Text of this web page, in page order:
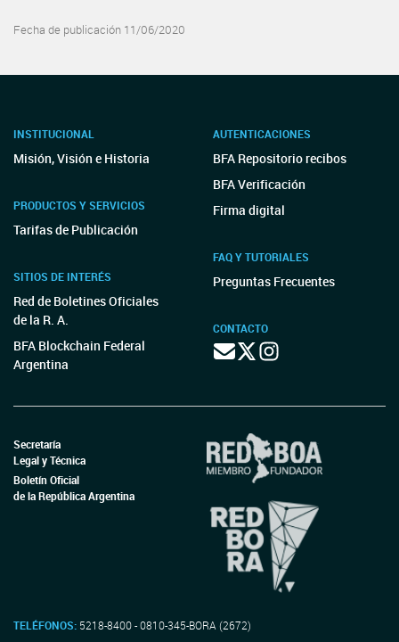
Fecha de publicación 11/06/2020
INSTITUCIONAL
Misión, Visión e Historia
PRODUCTOS Y SERVICIOS
Tarifas de Publicación
SITIOS DE INTERÉS
Red de Boletines Oficiales
de la R. A.
BFA Blockchain Federal
Argentina
AUTENTICACIONES
BFA Repositorio recibos
BFA Verificación
Firma digital
FAQ Y TUTORIALES
Preguntas Frecuentes
CONTACTO
Secretaría
Legal y Técnica
Boletín Oficial
de la República Argentina
TELÉFONOS: 5218-8400 - 0810-345-BORA (2672)